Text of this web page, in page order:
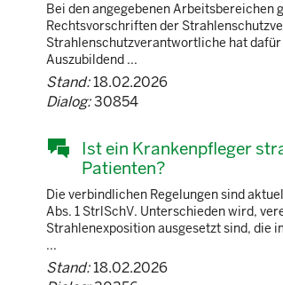
Bei den angegebenen Arbeitsbereichen
Rechtsvorschriften der
Strahlenschutzverantwortliche hat
Auszubildend ...
Stand:18.02.2026
Dialog:30854
Ist ein Krankenpfleger
Patienten?
Die verbindlichen Regelungen sind
Abs. 1 StrlSchV. Unterschieden wird,
Strahlenexposition ausgesetzt sind, die
...
Stand:18.02.2026